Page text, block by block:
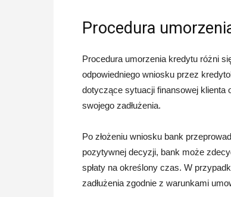
Procedura
Procedura umorzenia kredytu różni
odpowiedniego wniosku przez
dotyczące sytuacji finansowej klienta
swojego zadłużenia.
Po złożeniu wniosku bank
pozytywnej decyzji, bank może
spłaty na określony czas. W
zadłużenia zgodnie z warunkami